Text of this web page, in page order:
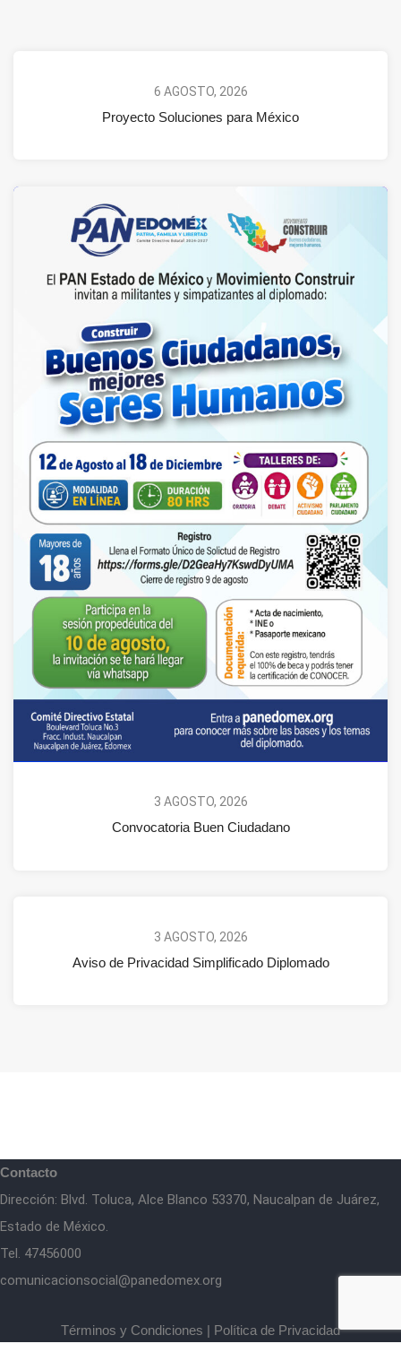
6 AGOSTO, 2026
Proyecto Soluciones para México
3 AGOSTO, 2026
Convocatoria Buen Ciudadano
3 AGOSTO, 2026
Aviso de Privacidad Simplificado Diplomado
Contacto
Dirección: Blvd. Toluca, Alce Blanco 53370, Naucalpan de Juárez,
Estado de México.
Tel. 47456000
comunicacionsocial@panedomex.org
Términos y Condiciones | Política de Privacidad